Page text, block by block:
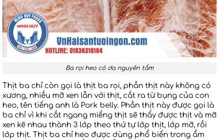
Ba rọi heo có da nguyên tấm
Thịt ba chỉ còn gọi là thịt ba rọi, phần thịt này không có
xương, nhiều mỡ xen lẫn với thịt, cắt ra từ bụng của con
heo, tên tiếng anh là Pork belly. Phần thịt này được gọi là
ba chỉ vì khi cắt ngang miếng thịt sẽ thấy được thịt và mỡ
xen kẽ nhau thành 3 lớp theo thứ tự lớp thịt, lớp mỡ, rồi
lớp thịt. Thịt ba chỉ heo được dùng phổ biến trong ẩm